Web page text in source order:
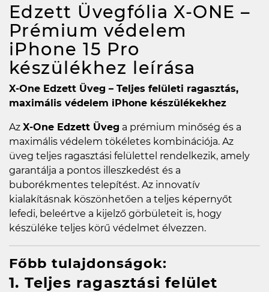
Edzett Üvegfólia X-ONE –
Prémium védelem
iPhone 15 Pro
készülékhez leírása
X-One Edzett Üveg – Teljes felületi ragasztás,
maximális védelem iPhone készülékekhez
Az X-One Edzett Üveg a prémium minőség és a
maximális védelem tökéletes kombinációja. Az
üveg teljes ragasztási felülettel rendelkezik, amely
garantálja a pontos illeszkedést és a
buborékmentes telepítést. Az innovatív
kialakításnak köszönhetően a teljes képernyőt
lefedi, beleértve a kijelző görbületeit is, hogy
készüléke teljes körű védelmet élvezzen.
Főbb tulajdonságok:
1. Teljes ragasztási felület